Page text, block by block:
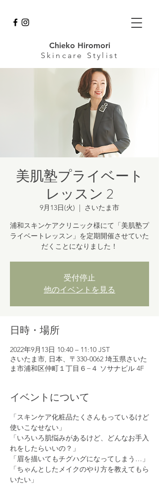
Chieko Hiromori
Skincare Stylist
美肌塾プライベート
レッスン 2
9月13日(火)
  |
さいたま市
浦和スキンケアクリニック様にて「美肌塾プ
ライベートレッスン」を定期開催させていた
だくことになりました！
受付停止
他のイベントを見る
日時・場所
2022年9月13日 10:40 – 11:10 JST
さいたま市, 日本、〒330-0062 埼玉県さいた
ま市浦和区仲町１丁目６−４ ソサナビル 4F
イベントについて
「スキンケア化粧品たくさんもっているけど
使いこなせない」
「いろいろ肌悩みがあるけど、どんなお手入
れをしたらいいの？」
「眉を描いてもチグハグになってしまう…」
「ちゃんとしたメイクのやり方を教えてもら
いたい」